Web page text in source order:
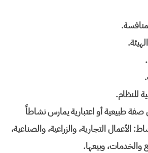
للنظام.
طبيعية أو اعتبارية يمارس نشاطاً
الأعمال التجارية، والزراعية، والصناعية،
والخدمات، وبيعها.